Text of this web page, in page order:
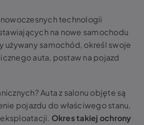
technologii
na nowe samochodu
używany samochód, określ swoje
auta, postaw na pojazd
Auta z salonu objęte są
pojazdu do właściwego stanu,
Okres takiej ochrony